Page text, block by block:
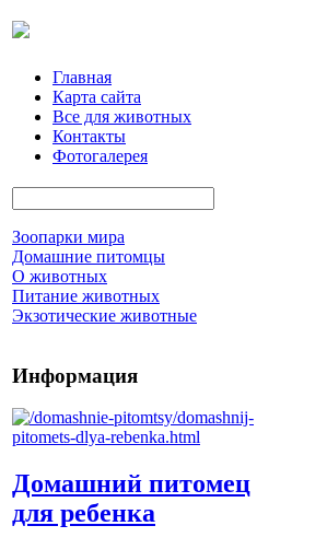
Главная
Карта сайта
Все для животных
Контакты
Фотогалерея
Зоопарки мира
Домашние питомцы
О животных
Питание животных
Экзотические животные
Информация
Домашний питомец
для ребенка